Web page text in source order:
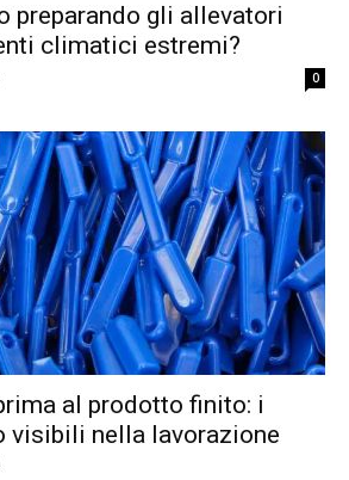
preparando gli allevatori
climatici estremi?
0
al prodotto finito: i
visibili nella lavorazione